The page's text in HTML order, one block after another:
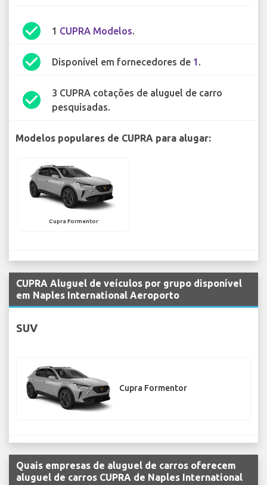
check_circle 1 CUPRA Modelos.
check_circle Disponível em fornecedores de 1 .
check_circle
3 CUPRA cotações de aluguel de carro
pesquisadas.
Modelos populares de CUPRA para alugar:
Cupra Formentor
CUPRA Aluguel de veículos por grupo disponível
em Naples International Aeroporto
SUV
Cupra Formentor
Quais empresas de aluguel de carros oferecem
aluguel de carros CUPRA de Naples International